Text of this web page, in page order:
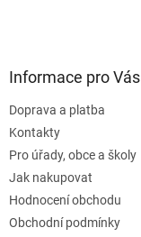
Informace pro Vás
Doprava a platba
Kontakty
Pro úřady, obce a školy
Jak nakupovat
Hodnocení obchodu
Obchodní podmínky